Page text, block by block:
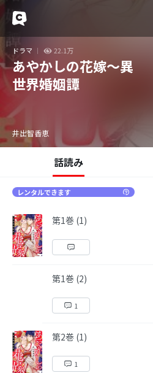
ドラマ 22.1万
あやかしの花嫁～異
世界婚姻譚
井出智香恵
話読み
レンタルできます
第1巻 (1)
第1巻 (2)
1
第2巻 (1)
1